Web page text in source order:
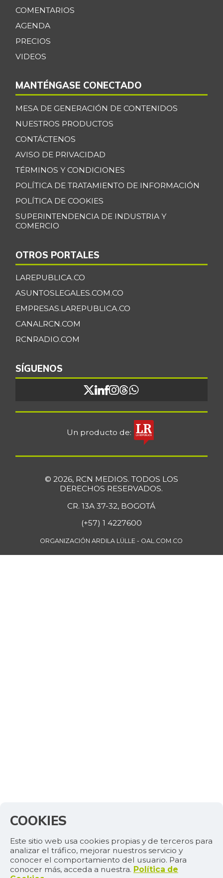
COMENTARIOS
AGENDA
PRECIOS
VIDEOS
MANTÉNGASE CONECTADO
MESA DE GENERACIÓN DE CONTENIDOS
NUESTROS PRODUCTOS
CONTÁCTENOS
AVISO DE PRIVACIDAD
TÉRMINOS Y CONDICIONES
POLÍTICA DE TRATAMIENTO DE INFORMACIÓN
POLÍTICA DE COOKIES
SUPERINTENDENCIA DE INDUSTRIA Y
COMERCIO
OTROS PORTALES
LAREPUBLICA.CO
ASUNTOSLEGALES.COM.CO
EMPRESAS.LAREPUBLICA.CO
CANALRCN.COM
RCNRADIO.COM
SÍGUENOS
Un producto de:
© 2026, RCN MEDIOS. TODOS LOS
DERECHOS RESERVADOS.
CR. 13A 37-32, BOGOTÁ
(+57) 1 4227600
ORGANIZACIÓN ARDILA LÜLLE - OAL.COM.CO
COOKIES
Este sitio web usa cookies propias y de terceros para
analizar el tráfico, mejorar nuestros servicio y
conocer el comportamiento del usuario. Para
conocer más, acceda a nuestra. Política de